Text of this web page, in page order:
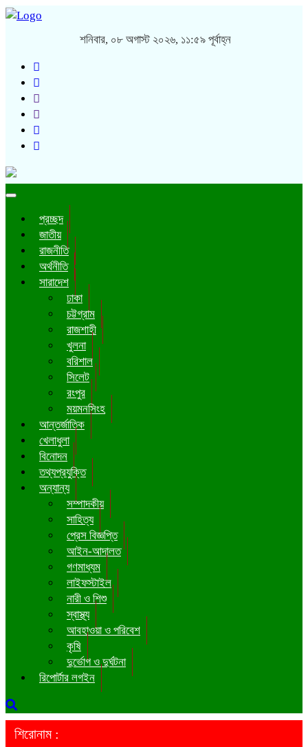
শনিবার, ০৮ অগাস্ট ২০২৬, ১১:৫৯ পূর্বাহ্ন
Toggle
প্রচ্ছদ
জাতীয়
রাজনীতি
অর্থনীতি
সারাদেশ
ঢাকা
চট্টগ্রাম
রাজশাহী
খুলনা
বরিশাল
সিলেট
রংপুর
ময়মনসিংহ
আন্তর্জাতিক
খেলাধুলা
বিনোদন
তথ্যপ্রযুক্তি
অন্যান্য
সম্পাদকীয়
সাহিত্য
প্রেস বিজ্ঞপ্তি
আইন-আদালত
গণমাধ্যম
লাইফস্টাইল
নারী ও শিশু
স্বাস্থ্য
আবহাওয়া ও পরিবেশ
কৃষি
দুর্ভোগ ও দুর্ঘটনা
রিপোর্টার লগইন
শিরোনাম :